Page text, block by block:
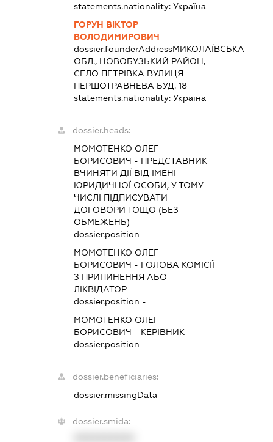
statements.nationality:Україна
ГОРУН ВІКТОР
ВОЛОДИМИРОВИЧ
dossier.founderAddressМИКОЛАЇВСЬКА
ОБЛ., НОВОБУЗЬКИЙ РАЙОН,
СЕЛО ПЕТРІВКА ВУЛИЦЯ
ПЕРШОТРАВНЕВА БУД. 18
statements.nationality:Україна
dossier.heads:
МОМОТЕНКО ОЛЕГ
БОРИСОВИЧ - ПРЕДСТАВНИК
ВЧИНЯТИ ДІЇ ВІД ІМЕНІ
ЮРИДИЧНОЇ ОСОБИ, У ТОМУ
ЧИСЛІ ПІДПИСУВАТИ
ДОГОВОРИ ТОЩО (БЕЗ
ОБМЕЖЕНЬ)
dossier.position -
МОМОТЕНКО ОЛЕГ
БОРИСОВИЧ - ГОЛОВА КОМІСІЇ
З ПРИПИНЕННЯ АБО
ЛІКВІДАТОР
dossier.position -
МОМОТЕНКО ОЛЕГ
БОРИСОВИЧ - КЕРІВНИК
dossier.position -
dossier.beneficiaries:
dossier.missingData
dossier.smida: